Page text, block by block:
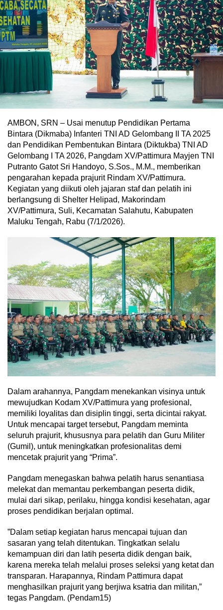
AMBON, SRN – Usai menutup Pendidikan Pertama
Bintara (Dikmaba) Infanteri TNI AD Gelombang II TA 2025
dan Pendidikan Pembentukan Bintara (Diktukba) TNI AD
Gelombang I TA 2026, Pangdam XV/Pattimura Mayjen TNI
Putranto Gatot Sri Handoyo, S.Sos., M.M., memberikan
pengarahan kepada prajurit Rindam XV/Pattimura.​
Kegiatan yang diikuti oleh jajaran staf dan pelatih ini
berlangsung di Shelter Helipad, Makorindam
XV/Pattimura, Suli, Kecamatan Salahutu, Kabupaten
Maluku Tengah, Rabu (7/1/2026).
​Dalam arahannya, Pangdam menekankan visinya untuk
mewujudkan Kodam XV/Pattimura yang profesional,
memiliki loyalitas dan disiplin tinggi, serta dicintai rakyat.
Untuk mencapai target tersebut, Pangdam meminta
seluruh prajurit, khususnya para pelatih dan Guru Militer
(Gumil), untuk meningkatkan profesionalitas demi
mencetak prajurit yang “Prima”.
​Pangdam menegaskan bahwa pelatih harus senantiasa
melekat dan memantau perkembangan peserta didik,
mulai dari sikap, perilaku, hingga kondisi kesehatan, agar
proses pendidikan berjalan optimal.
​”Dalam setiap kegiatan harus mencapai tujuan dan
sasaran yang telah ditentukan. Tingkatkan selalu
kemampuan diri dan latih peserta didik dengan baik,
karena mereka telah melalui proses seleksi yang ketat dan
transparan. Harapannya, Rindam Pattimura dapat
menghasilkan prajurit yang berjiwa ksatria dan militan,”
tegas Pangdam. (Pendam15)